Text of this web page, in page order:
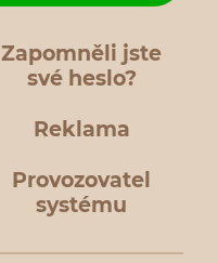
Zapomněli jste
své heslo?
Reklama
Provozovatel
systému